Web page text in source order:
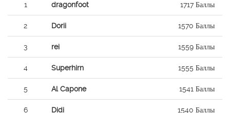
1 dragonfoot 1717 Баллы
2 Dorii 1570 Баллы
3 rei 1559 Баллы
4 Superhirn 1555 Баллы
5 Al Capone 1541 Баллы
6 Didi 1540 Баллы